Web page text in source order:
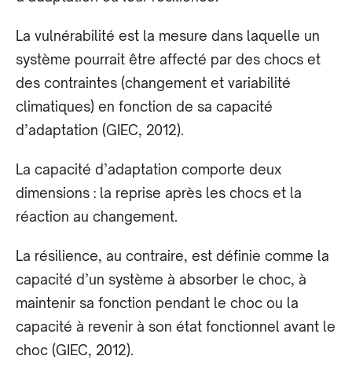
La vulnérabilité est la mesure dans laquelle un
système pourrait être affecté par des chocs et
des contraintes (changement et variabilité
climatiques) en fonction de sa capacité
d’adaptation (GIEC, 2012).
La capacité d’adaptation comporte deux
dimensions : la reprise après les chocs et la
réaction au changement.
La résilience, au contraire, est définie comme la
capacité d’un système à absorber le choc, à
maintenir sa fonction pendant le choc ou la
capacité à revenir à son état fonctionnel avant le
choc (GIEC, 2012).